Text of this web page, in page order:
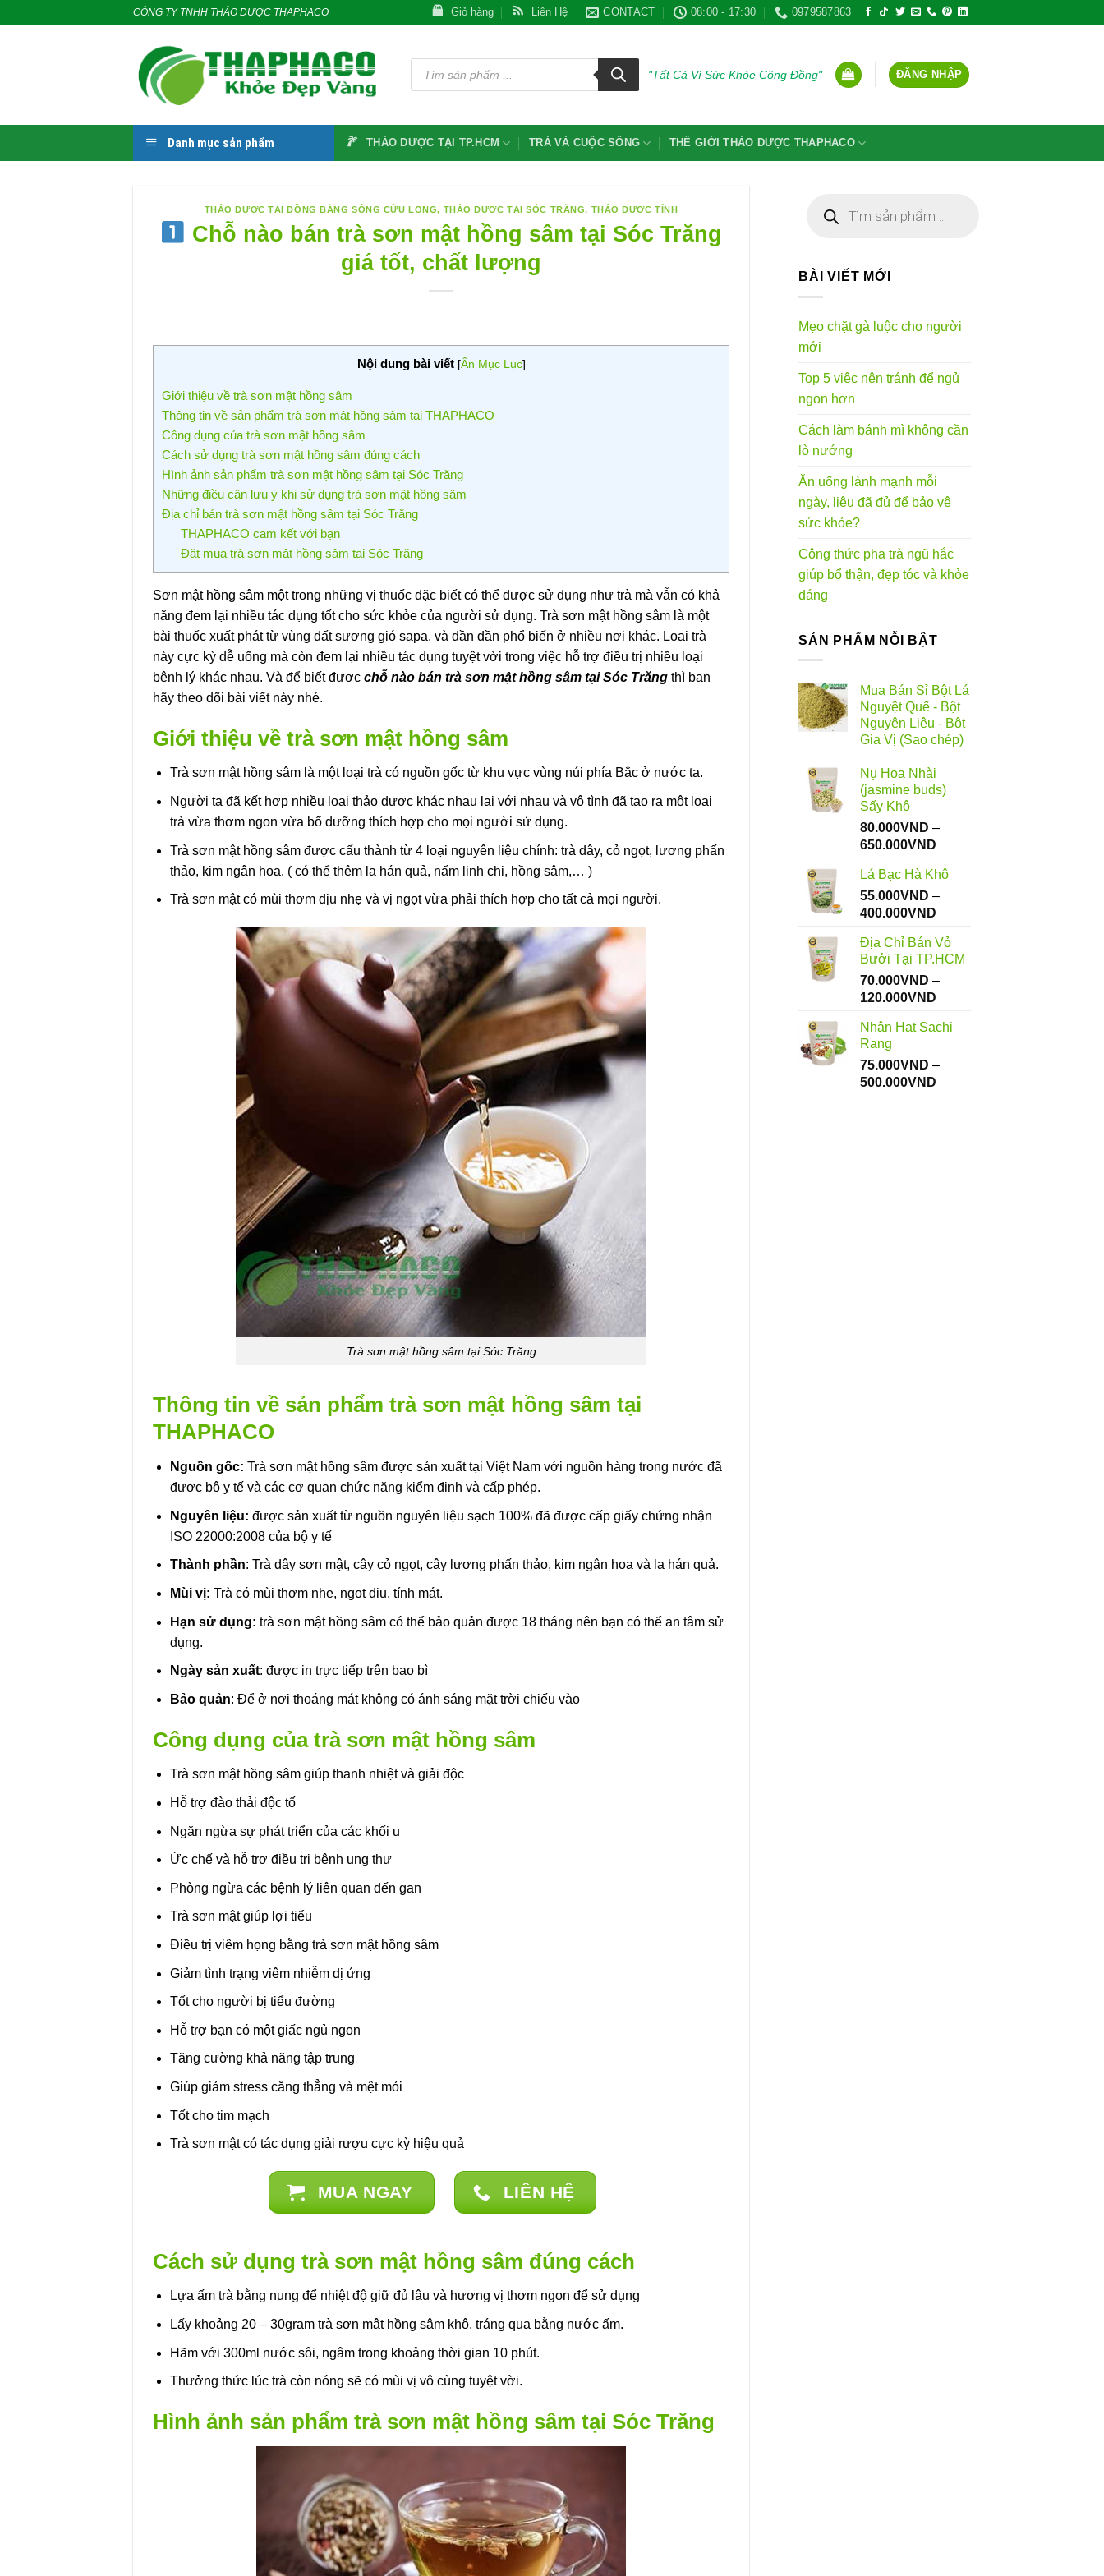
CÔNG TY TNHH THẢO DƯỢC THAPHACO Giỏ hàng Liên Hệ CONTACT 08:00 - 17:30 0979587863
Tìm
kiếm
phẩm
"Tất Cả Vì Sức Khỏe Cộng Đồng" ĐĂNG NHẬP
Danh mục sản phẩm THẢO DƯỢC TẠI TP.HCM TRÀ VÀ CUỘC SỐNG THẾ GIỚI THẢO DƯỢC THAPHACO
THẢO DƯỢC TẠI ĐỒNG BẰNG SÔNG CỬU LONG, THẢO DƯỢC TẠI SÓC TRĂNG, THẢO DƯỢC TỈNH
Chỗ nào bán trà sơn mật hồng sâm tại Sóc Trăng
giá tốt, chất lượng
Nội dung bài viết [Ẩn Mục Lục]
Giới thiệu về trà sơn mật hồng sâm
Thông tin về sản phẩm trà sơn mật hồng sâm tại THAPHACO
Công dụng của trà sơn mật hồng sâm
Cách sử dụng trà sơn mật hồng sâm đúng cách
Hình ảnh sản phẩm trà sơn mật hồng sâm tại Sóc Trăng
Những điều cân lưu ý khi sử dụng trà sơn mật hồng sâm
Địa chỉ bán trà sơn mật hồng sâm tại Sóc Trăng
THAPHACO cam kết với bạn
Đặt mua trà sơn mật hồng sâm tại Sóc Trăng
Sơn mật hồng sâm một trong những vị thuốc đặc biết có thể được sử dụng như trà mà vẫn có khả
năng đem lại nhiều tác dụng tốt cho sức khỏe của người sử dụng. Trà sơn mật hồng sâm là một
bài thuốc xuất phát từ vùng đất sương gió sapa, và dần dần phổ biến ở nhiều nơi khác. Loại trà
này cực kỳ dễ uống mà còn đem lại nhiều tác dụng tuyệt vời trong việc hỗ trợ điều trị nhiều loại
bệnh lý khác nhau. Và để biết được chỗ nào bán trà sơn mật hồng sâm tại Sóc Trăng thì bạn
hãy theo dõi bài viết này nhé.
Giới thiệu về trà sơn mật hồng sâm
Trà sơn mật hồng sâm là một loại trà có nguồn gốc từ khu vực vùng núi phía Bắc ở nước ta.
Người ta đã kết hợp nhiều loại thảo dược khác nhau lại với nhau và vô tình đã tạo ra một loại
trà vừa thơm ngon vừa bổ dưỡng thích hợp cho mọi người sử dụng.
Trà sơn mật hồng sâm được cấu thành từ 4 loại nguyên liệu chính: trà dây, cỏ ngọt, lương phấn
thảo, kim ngân hoa. ( có thể thêm la hán quả, nấm linh chi, hồng sâm,… )
Trà sơn mật có mùi thơm dịu nhẹ và vị ngọt vừa phải thích hợp cho tất cả mọi người.
Trà sơn mật hồng sâm tại Sóc Trăng
Thông tin về sản phẩm trà sơn mật hồng sâm tại
THAPHACO
Nguồn gốc: Trà sơn mật hồng sâm được sản xuất tại Việt Nam với nguồn hàng trong nước đã
được bộ y tế và các cơ quan chức năng kiểm định và cấp phép.
Nguyên liệu: được sản xuất từ nguồn nguyên liệu sạch 100% đã được cấp giấy chứng nhận
ISO 22000:2008 của bộ y tế
Thành phần: Trà dây sơn mật, cây cỏ ngọt, cây lương phấn thảo, kim ngân hoa và la hán quả.
Mùi vị: Trà có mùi thơm nhẹ, ngọt dịu, tính mát.
Hạn sử dụng: trà sơn mật hồng sâm có thể bảo quản được 18 tháng nên bạn có thể an tâm sử
dụng.
Ngày sản xuất: được in trực tiếp trên bao bì
Bảo quản: Để ở nơi thoáng mát không có ánh sáng mặt trời chiếu vào
Công dụng của trà sơn mật hồng sâm
Trà sơn mật hồng sâm giúp thanh nhiệt và giải độc
Hỗ trợ đào thải độc tố
Ngăn ngừa sự phát triển của các khối u
Ức chế và hỗ trợ điều trị bệnh ung thư
Phòng ngừa các bệnh lý liên quan đến gan
Trà sơn mật giúp lợi tiểu
Điều trị viêm họng bằng trà sơn mật hồng sâm
Giảm tình trạng viêm nhiễm dị ứng
Tốt cho người bị tiểu đường
Hỗ trợ bạn có một giấc ngủ ngon
Tăng cường khả năng tập trung
Giúp giảm stress căng thẳng và mệt mỏi
Tốt cho tim mạch
Trà sơn mật có tác dụng giải rượu cực kỳ hiệu quả
MUA NGAY LIÊN HỆ
Cách sử dụng trà sơn mật hồng sâm đúng cách
Lựa ấm trà bằng nung để nhiệt độ giữ đủ lâu và hương vị thơm ngon để sử dụng
Lấy khoảng 20 – 30gram trà sơn mật hồng sâm khô, tráng qua bằng nước ấm.
Hãm với 300ml nước sôi, ngâm trong khoảng thời gian 10 phút.
Thưởng thức lúc trà còn nóng sẽ có mùi vị vô cùng tuyệt vời.
Hình ảnh sản phẩm trà sơn mật hồng sâm tại Sóc Trăng
kiếm
BÀI VIẾT MỚI
Mẹo chặt gà luộc cho người
mới
Top 5 việc nên tránh để ngủ
ngon hơn
Cách làm bánh mì không cần
lò nướng
Ăn uống lành mạnh mỗi
ngày, liệu đã đủ để bảo vệ
sức khỏe?
Công thức pha trà ngũ hắc
giúp bổ thận, đẹp tóc và khỏe
dáng
SẢN PHẨM NỖI BẬT
Mua Bán Sỉ Bột Lá
Nguyệt Quế - Bột
Nguyên Liệu - Bột
Gia Vị (Sao chép)
Nụ Hoa Nhài
(jasmine buds)
Sấy Khô
80.000VND –
650.000VND
từ
80.000VND
Lá Bạc Hà Khô
55.000VND –
400.000VND
từ
55.000VND
đến
Địa Chỉ Bán Vỏ
Bưởi Tại TP.HCM
70.000VND –
120.000VND
từ
đến
Nhân Hạt Sachi
Rang
75.000VND –
500.000VND